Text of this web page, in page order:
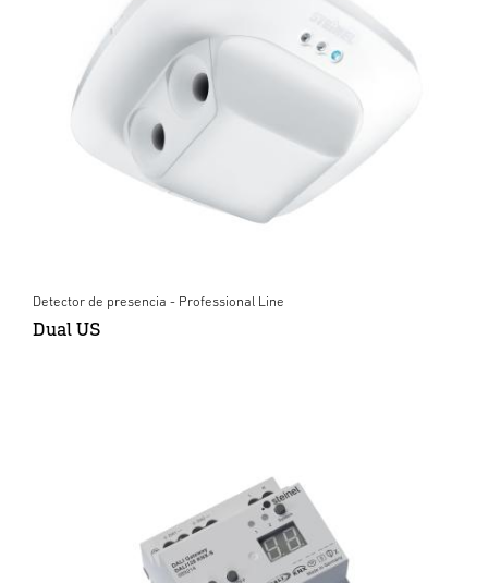
Detector de presencia - Professional Line
Dual US